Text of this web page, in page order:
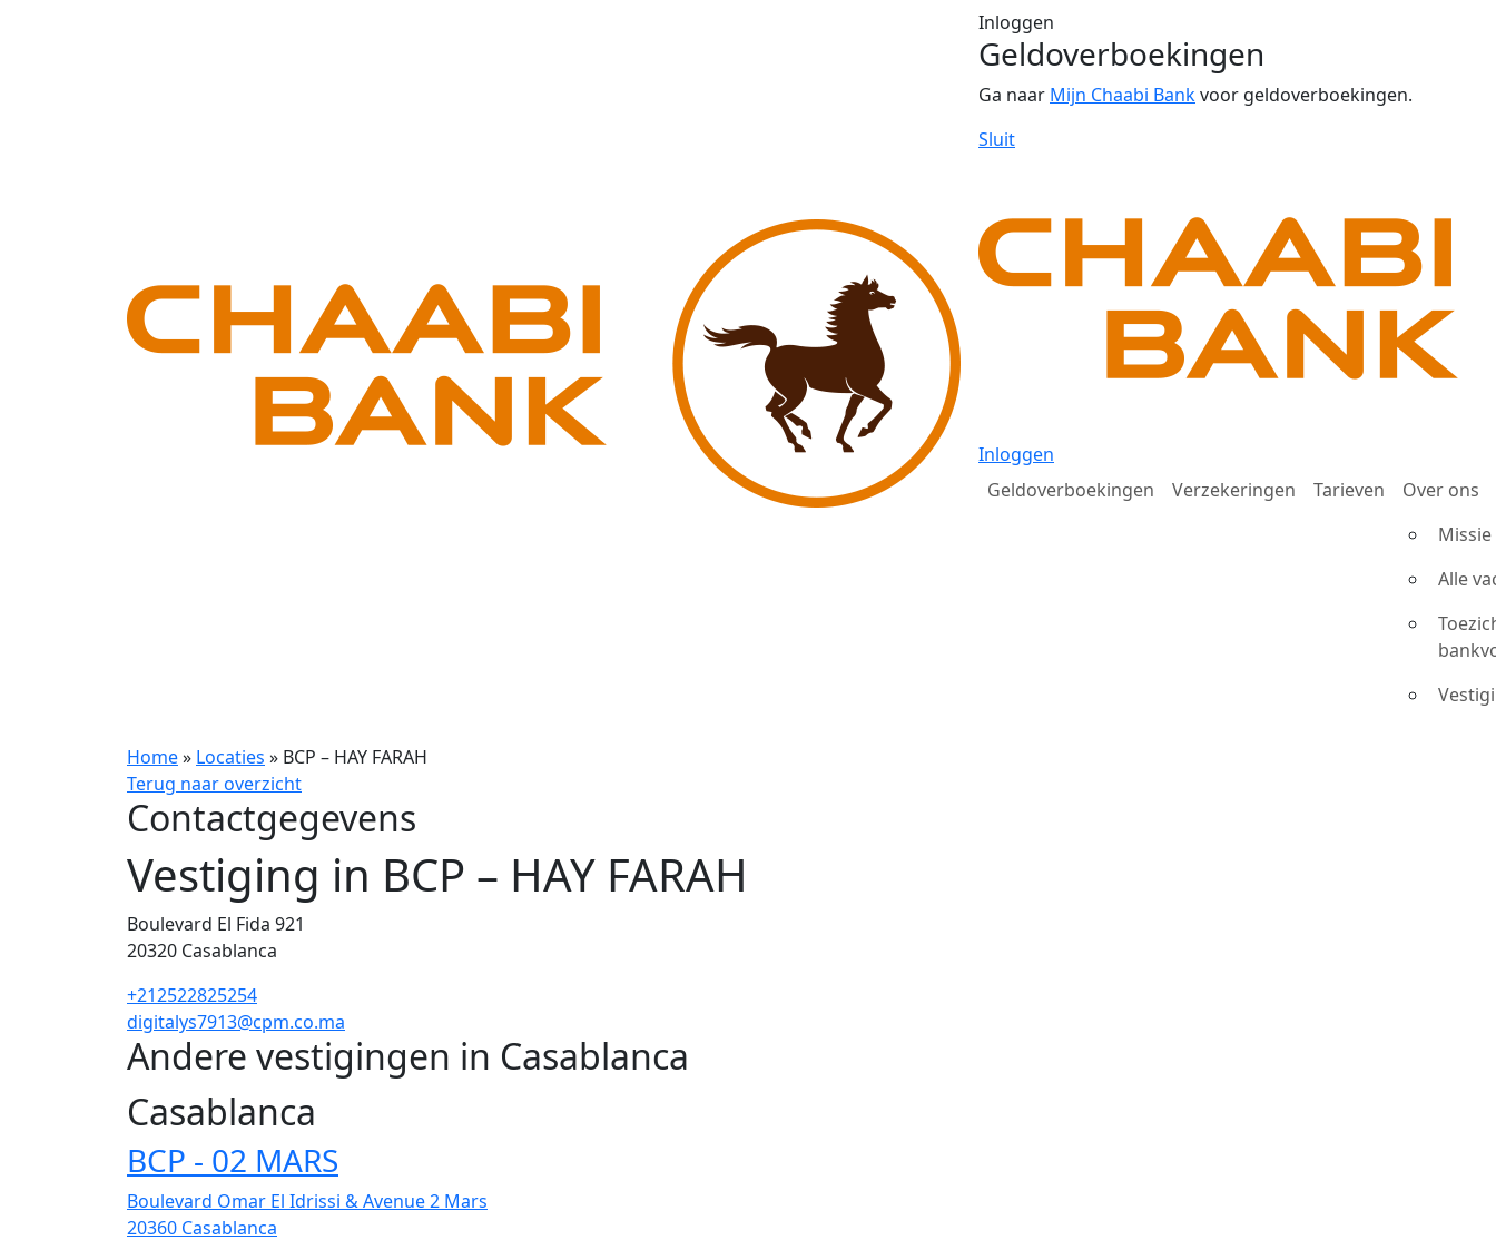
Inloggen
Geldoverboekingen
Ga naar Mijn Chaabi Bankvoor geldoverboekingen.
Sluit
Inloggen
Geldoverboekingen
Verzekeringen Tarieven
Over ons
Alle
Home» Locaties » BCP – HAY FARAH
Terug naar overzicht
Contactgegevens
Vestiging in BCP – HAY FARAH
Boulevard El Fida 921
20320 Casablanca
+212522825254
digitalys7913@cpm.co.ma
Andere vestigingen in Casablanca
Casablanca
BCP - 02 MARS
Boulevard Omar El Idrissi & Avenue 2 Mars
20360 Casablanca